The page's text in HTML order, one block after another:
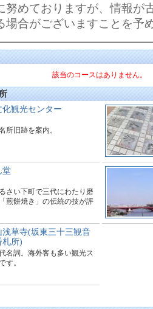
努めておりますが、情報が
場合がございますことを予
該当のコースはありません。
化観光センター
所旧跡を案内。
堂
さい下町で三代にわたり磨
煎餅焼き」の伝統の技が評
浅草寺(坂東三十三観音
札所)
名詞。海外客も多い観光ス
す。